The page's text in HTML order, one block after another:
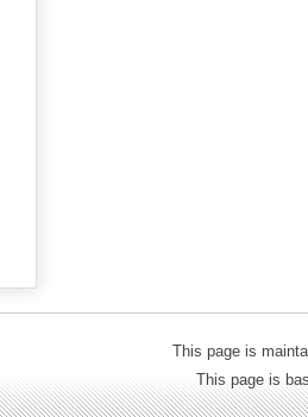
This page is
This page is